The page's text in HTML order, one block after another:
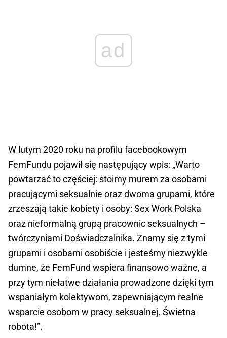
ad
W lutym 2020 roku na profilu facebookowym
FemFundu pojawił się następujący wpis: „Warto
powtarzać to częściej: stoimy murem za osobami
pracującymi seksualnie oraz dwoma grupami, które
zrzeszają takie kobiety i osoby: Sex Work Polska
oraz nieformalną grupą pracownic seksualnych –
twórczyniami Doświadczalnika. Znamy się z tymi
grupami i osobami osobiście i jesteśmy niezwykle
dumne, że FemFund wspiera finansowo ważne, a
przy tym niełatwe działania prowadzone dzięki tym
wspaniałym kolektywom, zapewniającym realne
wsparcie osobom w pracy seksualnej. Świetna
robota!”.